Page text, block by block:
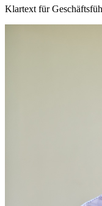
Klartext für